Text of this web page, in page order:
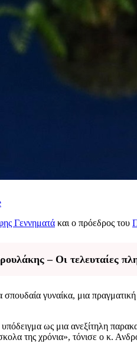
Γεννηματά και ο πρόεδρος του
– Οι τελευταίες
γυναίκα, μια
ως μια ανεξίτηλη
της χρόνια», τόνισε ο κ.